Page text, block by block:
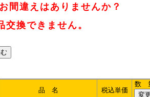
間違えはありませんか？
換できません。
品 名 税込単価
数